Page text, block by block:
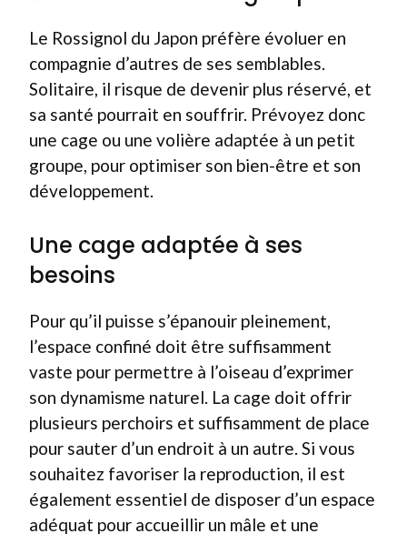
Le Rossignol du Japon préfère évoluer en
compagnie d’autres de ses semblables.
Solitaire, il risque de devenir plus réservé, et
sa santé pourrait en souffrir. Prévoyez donc
une cage ou une volière adaptée à un petit
groupe, pour optimiser son bien-être et son
développement.
Une cage adaptée à ses
besoins
Pour qu’il puisse s’épanouir pleinement,
l’espace confiné doit être suffisamment
vaste pour permettre à l’oiseau d’exprimer
son dynamisme naturel. La cage doit offrir
plusieurs perchoirs et suffisamment de place
pour sauter d’un endroit à un autre. Si vous
souhaitez favoriser la reproduction, il est
également essentiel de disposer d’un espace
adéquat pour accueillir un mâle et une